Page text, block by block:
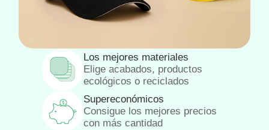
Los mejores materiales
Elige acabados, productos
ecológicos o reciclados
Supereconómicos
Consigue los mejores precios
con más cantidad